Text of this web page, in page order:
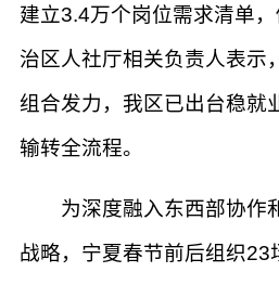
建立3.4万个岗位需求清单
治区人社厅相关负责人表示
组合发力，我区已出台稳就
输转全流程。
为深度融入东西部协作
战略，宁夏春节前后组织23